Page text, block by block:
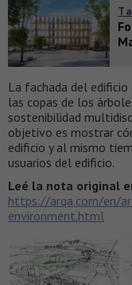
La fachada del edificio
las copas de los
sostenibilidad
objetivo es mostrar
edificio y al mismo
usuarios del edificio.
Leé la nota original
https://arqa.com/en/
environment.html